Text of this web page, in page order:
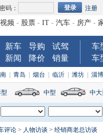
密码： 注册
视频 - 股票 - IT - 汽车 - 房产 -
新车 导购
试驾
新闻
降价 销量
车
车
青岛 烟台 临沂 潍坊 淄博
中型 中
评论 > 人物访谈 > 经销商老总访谈